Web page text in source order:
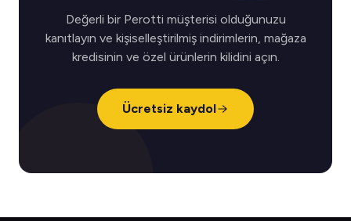
Değerli bir Perotti müşterisi olduğunuzu
kanıtlayın ve kişiselleştirilmiş indirimlerin, mağaza
kredisinin ve özel ürünlerin kilidini açın.
Ücretsiz kaydol